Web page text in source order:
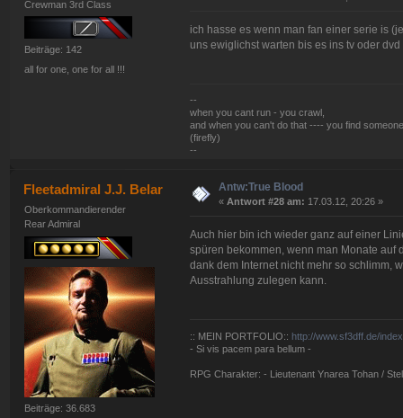
Crewman 3rd Class
Beiträge: 142
all for one, one for all !!!
ich hasse es wenn man fan einer serie is
uns ewiglichst warten bis es ins tv oder
--
when you cant run - you crawl,
and when you can't do that ---- you find
(firefly)
--
Fleetadmiral J.J. Belar
Oberkommandierender
Rear Admiral
Beiträge: 36.683
Antw:True Blood
«Antwort #28 am: 17.03.12, 20:26 »
Auch hier bin ich wieder ganz auf einer
spüren bekommen, wenn man Monate auf
dank dem Internet nicht mehr so schlimm,
Ausstrahlung zulegen kann.
:: MEIN PORTFOLIO:: http://www.sf3dff.de/
- Si vis pacem para bellum -
RPG Charakter: - Lieutenant Ynarea Tohan /